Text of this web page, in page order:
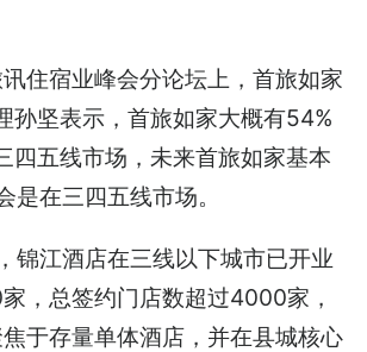
住宿业峰会分论坛上，首旅如家
孙坚表示，首旅如家大概有54%
四五线市场，未来首旅如家基本
是在三四五线市场。
锦江酒店在三线以下城市已开业
，总签约门店数超过4000家，
于存量单体酒店，并在县城核心